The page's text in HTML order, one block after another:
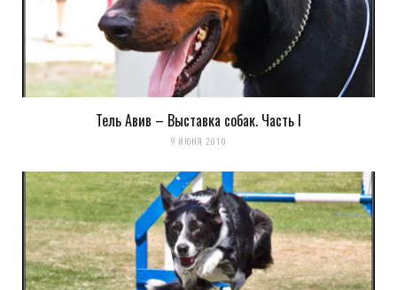
Загрузка...
ага. очень необычная стая)
Загрузка...
Тель Авив – Выставка собак. Часть I
9 ИЮНЯ 2010